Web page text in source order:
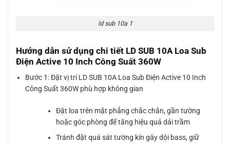
ld sub 10a 1
Hướng dẫn sử dụng chi tiết LD SUB 10A Loa Sub
Điện Active 10 Inch Công Suất 360W
Bước 1: Đặt vị trí LD SUB 10A Loa Sub Điện Active 10 Inch
Công Suất 360W phù hợp không gian
Đặt loa trên mặt phẳng chắc chắn, gần tường
hoặc góc phòng để tăng hiệu quả dải trầm
Tránh đặt quá sát tường kín gây dội bass, giữ